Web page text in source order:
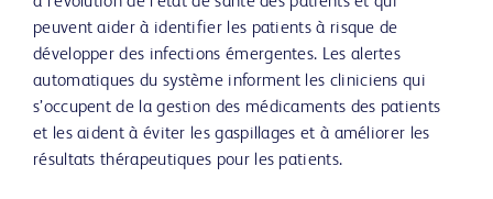
peuvent aider à identifier les patients à risque de
développer des infections émergentes. Les alertes
automatiques du système informent les cliniciens qui
s’occupent de la gestion des médicaments des patients
et les aident à éviter les gaspillages et à améliorer les
résultats thérapeutiques pour les patients.